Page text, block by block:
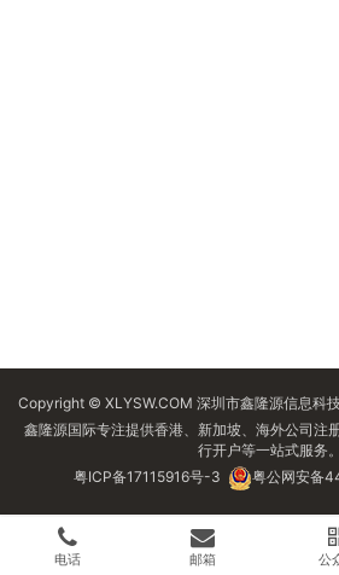
Copyright © XLYSW.COM 深圳市鑫隆源信息科
鑫隆源国际专注提供香港、新加坡、海外公司注
行开户等一站式服务。
粤ICP备17115916号-3
粤公网安备
电话 邮箱 公